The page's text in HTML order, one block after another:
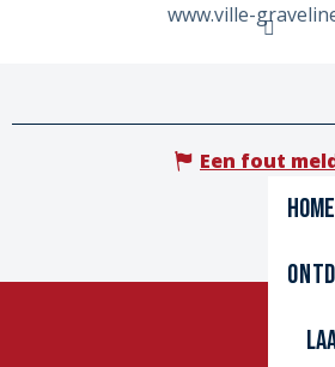
Home
www.ville-
Een fout